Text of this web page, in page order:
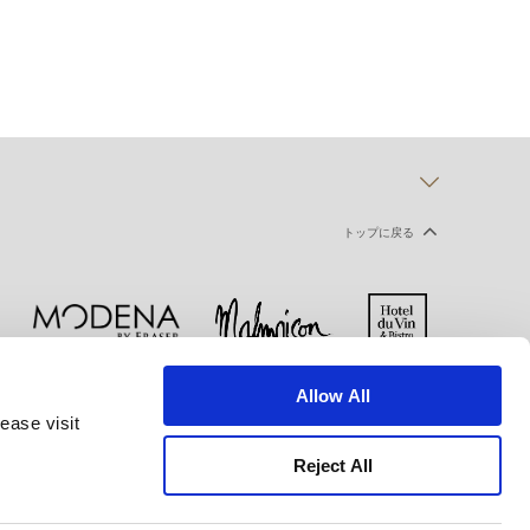
visit
Allow All
Reject All
トップに戻る
クッキー宣言